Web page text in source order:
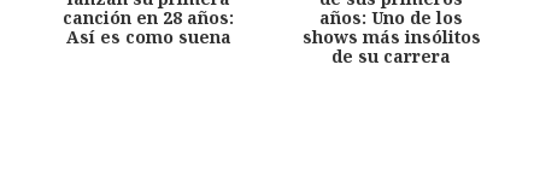
canción en 28 años:
Así es como suena
años: Uno de los
shows más insólitos
de su carrera